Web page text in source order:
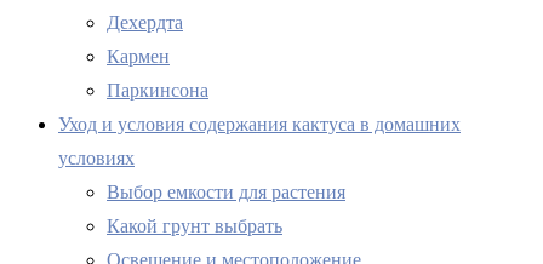
Дехердта
Кармен
Паркинсона
Уход и условия содержания кактуса в домашних
условиях
Выбор емкости для растения
Какой грунт выбрать
Освещение и местоположение